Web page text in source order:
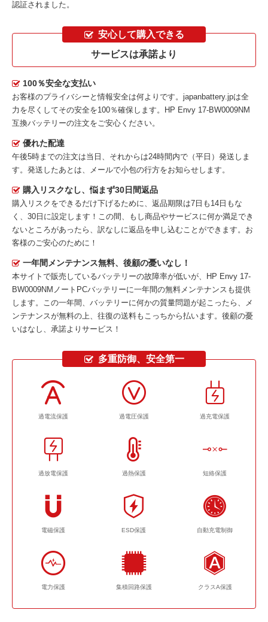
認証されました。
安心して購入できる
サービスは承諾より
100％安全な支払い
お客様のプライバシーと情報安全は何よりです。japanbattery.jpは全
力を尽くしてその安全を100％確保します。
HP Envy 17-BW0009NM
互換バッテリーの注文をご安心ください。
優れた配達
午後5時までの注文は当日、それからは24時間内で（平日）発送しま
す。発送したあとは、メールで小包の行方をお知らせします。
購入リスクなし、悩まず30日間返品
購入リスクをできるだけ下げるために、返品期限は7日も14日もな
く、30日に設定します！この間、もし商品やサービスに何か満足でき
ないところがあったら、訳なしに返品を申し込むことができます。お
客様のご安心のために！
一年間メンテナンス無料、後顧の憂いなし！
本サイトで販売しているバッテリーの故障率が低いが、
HP Envy 17-
BW0009NMノートPCバッテリーに一年間の無料メンテナンスも提供
します。この一年間、バッテリーに何かの質量問題が起こったら、メ
ンテナンスが無料の上、往復の送料もこっちから払います。後顧の憂
いはなし、承諾よりサービス！
多重防御、安全第一
過電流保護 過電圧保護 過充電保護
過放電保護 過熱保護 短絡保護
電磁保護 ESD保護 自動充電制御
電力保護 集積回路保護 クラスA保護